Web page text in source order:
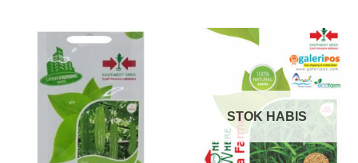
STOK HABIS